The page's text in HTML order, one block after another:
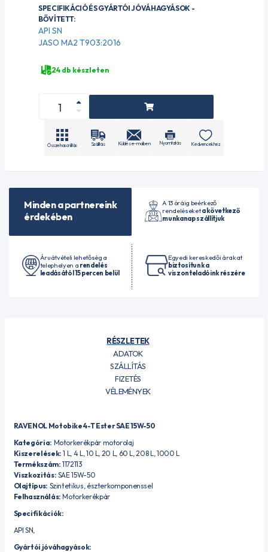
SPECIFIKÁCIÓ ÉS GYÁRTÓI JÓVÁHAGYÁSOK -
BŐVÍTETT:
API SN
JASO MA2 T903:2016
24 db készleten
Összehasonlítás Szállítás Küldés e-mailben Nyomtatás Kedvencekhez
Minden a partnereink
érdekében
A 13 óráig beérkező
rendeléseketa következő
munkanap szállítjuk
Áruátvételi lehetőség a
telephelyen a rendelés
leadásától 15 percen belül
Egyedi kereskedői árakat
biztosítunk a
viszonteladóink részére
RÉSZLETEK
ADATOK
SZÁLLÍTÁS
FIZETÉS
VÉLEMÉNYEK
RAVENOL Motobike 4-T Ester SAE 15W-50
Kategória: Motorkerékpár motorolaj
Kiszerelések: 1 L, 4 L, 10 L, 20 L, 60 L, 208 L, 1000 L
Termékszám: 1172113
Viszkozitás: SAE 15W-50
Olajtípus: Szintetikus, észterkomponenssel
Felhasználás: Motorkerékpár
Specifikációk:
API SN,
Gyártói jóváhagyások: